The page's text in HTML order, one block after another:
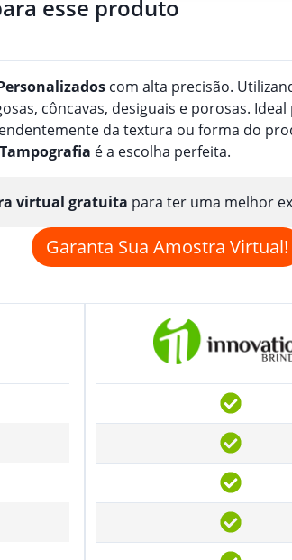
esse produto
s com alta precisão.
côncavas, desiguais e porosas.
da textura ou forma do
Tampografia é a escolha perfeita.
virtual gratuita para ter uma melhor
Garanta Sua Amostra Virtual!